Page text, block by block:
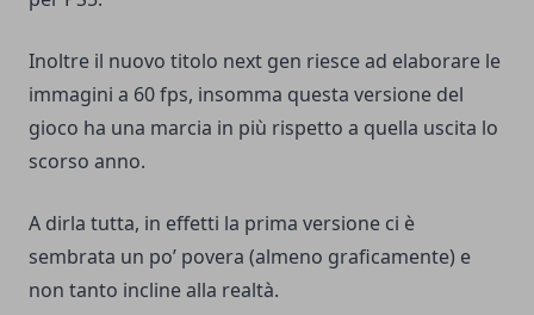
Inoltre il nuovo titolo next gen riesce ad elaborare le
immagini a 60 fps, insomma questa versione del
gioco ha una marcia in più rispetto a quella uscita lo
scorso anno.
A dirla tutta, in effetti la prima versione ci è
sembrata un po’ povera (almeno graficamente) e
non tanto incline alla realtà.